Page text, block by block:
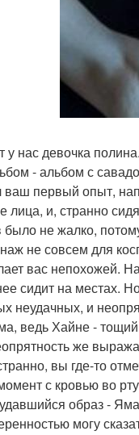
у нас девочка полина.
- альбом с
ваш первый опыт,
лица, и, странно
не жалко,
не совсем для
вас непохожей.
сидит на местах.
неудачных, и
ведь Хайне - тощий
же
вы где-то
с кровью во
образ -
могу